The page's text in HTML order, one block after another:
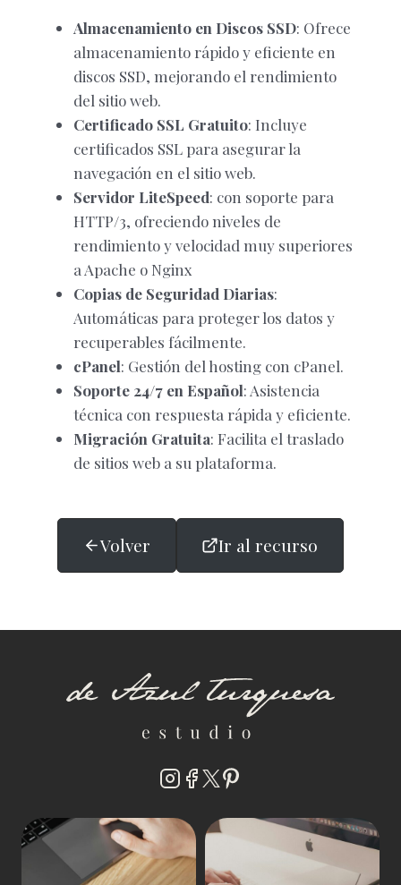
Almacenamiento en Discos SSD: Ofrece
almacenamiento rápido y eficiente en
discos SSD, mejorando el rendimiento
del sitio web.
Certificado SSL Gratuito: Incluye
certificados SSL para asegurar la
navegación en el sitio web.
Servidor LiteSpeed: con soporte para
HTTP/3, ofreciendo niveles de
rendimiento y velocidad muy superiores
a Apache o Nginx
Copias de Seguridad Diarias:
Automáticas para proteger los datos y
recuperables fácilmente.
cPanel: Gestión del hosting con cPanel.
Soporte 24/7 en Español: Asistencia
técnica con respuesta rápida y eficiente.
Migración Gratuita: Facilita el traslado
de sitios web a su plataforma.
Volver Ir al recurso